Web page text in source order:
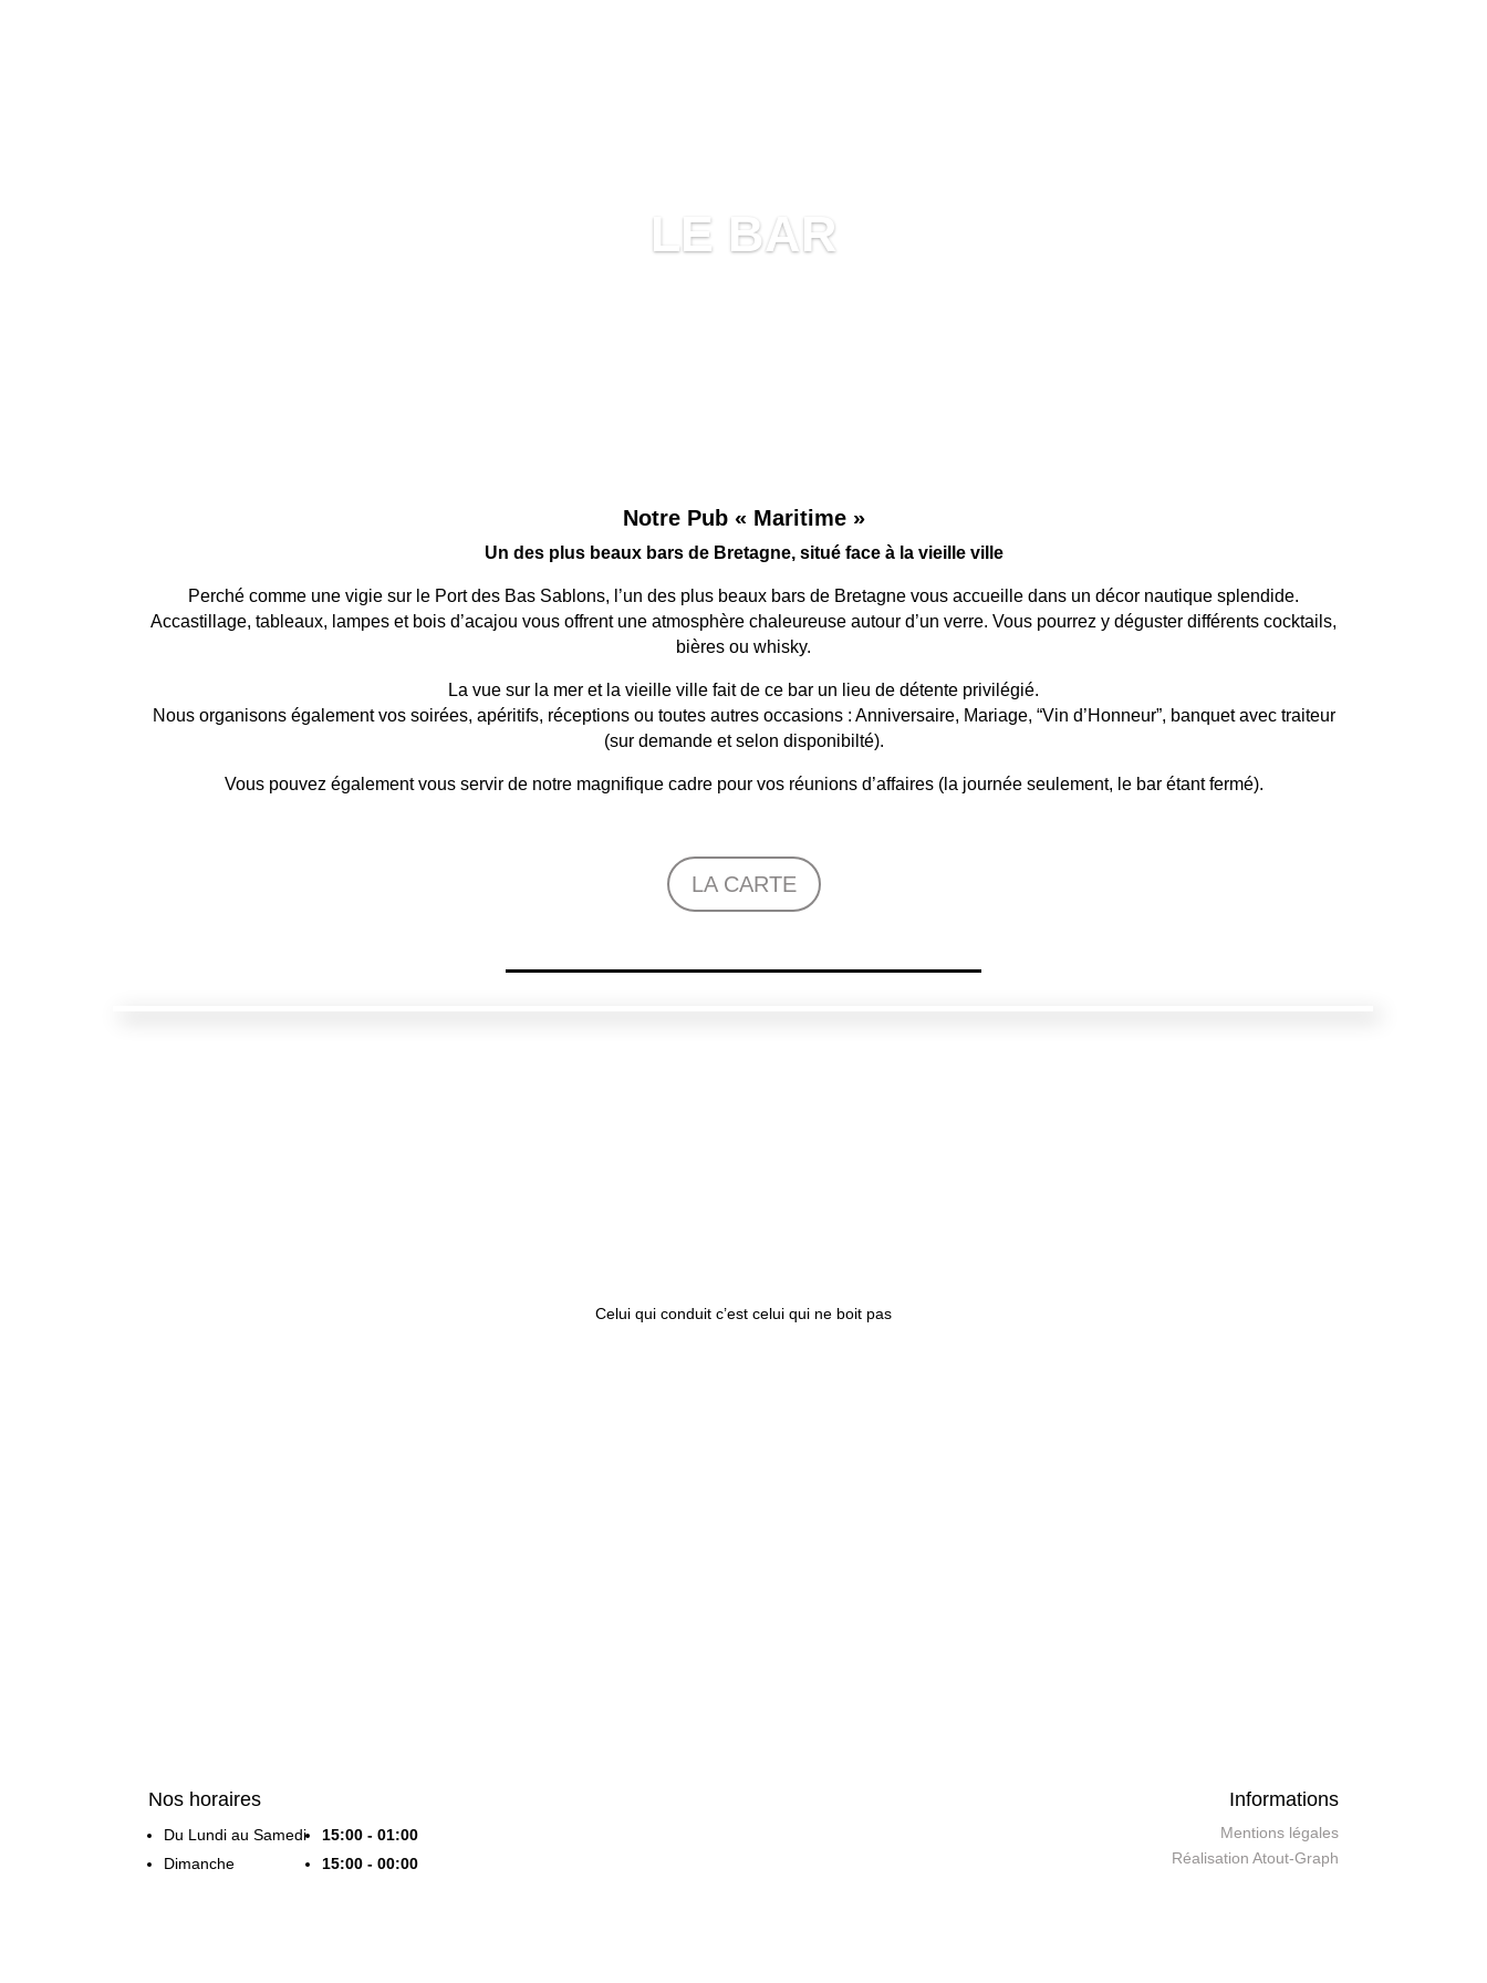
LE BAR
Notre Pub « Maritime »
Un des plus beaux bars de Bretagne, situé face à la vieille ville
Perché comme une vigie sur le Port des Bas Sablons, l’un des plus beaux bars de Bretagne vous accueille dans un décor nautique splendide.
Accastillage, tableaux, lampes et bois d’acajou vous offrent une atmosphère chaleureuse autour d’un verre. Vous pourrez y déguster différents cocktails,
bières ou whisky.
La vue sur la mer et la vieille ville fait de ce bar un lieu de détente privilégié.
Nous organisons également vos soirées, apéritifs, réceptions ou toutes autres occasions : Anniversaire, Mariage, “Vin d’Honneur”, banquet avec traiteur
(sur demande et selon disponibilté).
Vous pouvez également vous servir de notre magnifique cadre pour vos réunions d’affaires (la journée seulement, le bar étant fermé).
LA CARTE
Celui qui conduit c’est celui qui ne boit pas
Nos horaires
Du Lundi au Samedi
Dimanche
15:00 - 01:00
15:00 - 00:00
Informations
Mentions légales
Réalisation Atout-Graph